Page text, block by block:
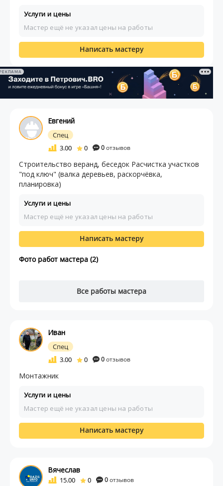
Услуги и цены
Мастер ещё не указал цены на работы
Написать мастеру
Евгений
Спец
3.00
0 0отзывов
Строительство веранд, беседок Расчистка участков
"под ключ" (валка деревьев, раскорчёвка,
планировка)
Услуги и цены
Мастер ещё не указал цены на работы
Написать мастеру
Фото работ мастера (2)
Все работы мастера
Иван
Спец
3.00
0 0отзывов
Монтажник
Услуги и цены
Мастер ещё не указал цены на работы
Написать мастеру
Вячеслав
15.00 0 0отзывов